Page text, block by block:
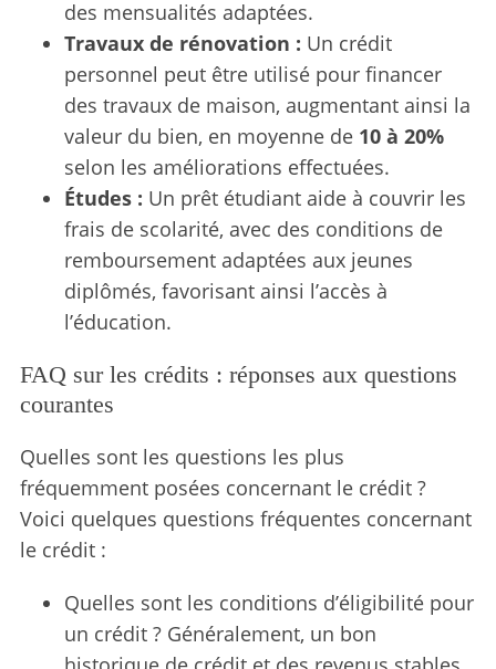
des mensualités adaptées.
Travaux de rénovation : Un crédit
personnel peut être utilisé pour financer
des travaux de maison, augmentant ainsi la
valeur du bien, en moyenne de 10 à 20%
selon les améliorations effectuées.
Études : Un prêt étudiant aide à couvrir les
frais de scolarité, avec des conditions de
remboursement adaptées aux jeunes
diplômés, favorisant ainsi l’accès à
l’éducation.
FAQ sur les crédits : réponses aux questions
courantes
Quelles sont les questions les plus
fréquemment posées concernant le crédit ?
Voici quelques questions fréquentes concernant
le crédit :
Quelles sont les conditions d’éligibilité pour
un crédit ? Généralement, un bon